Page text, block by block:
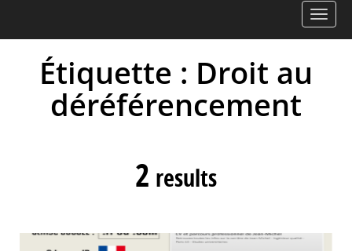
Étiquette : Droit au
déréférencement
2 results